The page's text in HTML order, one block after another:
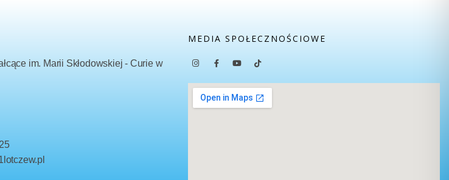
im. Marii Skłodowskiej - Curie w
MEDIA SPOŁECZNOŚCIOWE